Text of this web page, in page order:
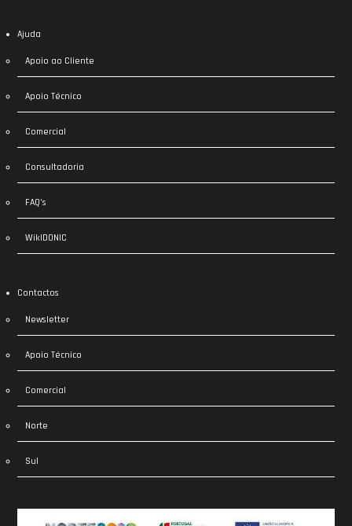
Ajuda
Apoio ao Cliente
Apoio Técnico
Comercial
Consultadoria
FAQ’s
WikIDONIC
Contactos
Newsletter
Apoio Técnico
Comercial
Norte
Sul